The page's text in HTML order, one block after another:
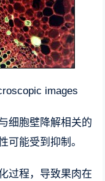
images
细胞壁降解相关的
可能受到抑制。
过程，导致果肉在